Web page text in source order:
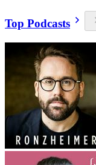
Top Podcasts